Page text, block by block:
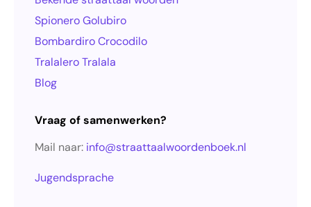
Spionero Golubiro
Bombardiro Crocodilo
Tralalero Tralala
Blog
Vraag of samenwerken?
Mail naar: info@straattaalwoordenboek.nl
Jugendsprache